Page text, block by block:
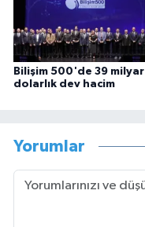
Bilişim 500'de 39 milyar
dolarlık dev hacim
Yorumlar